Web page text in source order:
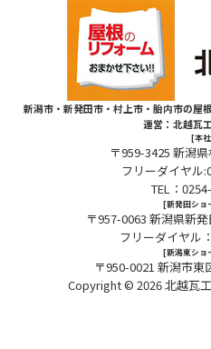
新潟市・新発田市・村上市・胎内市の屋
運営：北越瓦
[本
〒959-3425 新潟
フリーダイヤル
TEL：
[新発田ショ
〒957-0063 新潟県新
フリーダイヤル：
[新潟東ショ
〒950-0021 新潟市東
Copyright © 2026北越瓦